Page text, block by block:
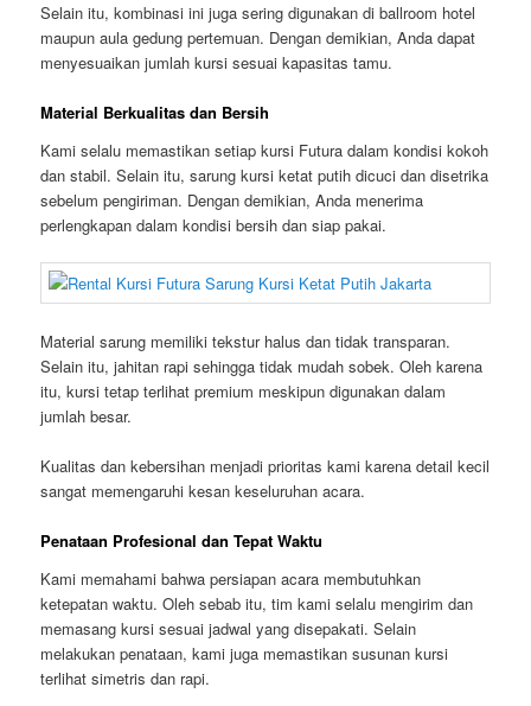
Selain itu, kombinasi ini juga sering digunakan di ballroom hotel
maupun aula gedung pertemuan. Dengan demikian, Anda dapat
menyesuaikan jumlah kursi sesuai kapasitas tamu.
Material Berkualitas dan Bersih
Kami selalu memastikan setiap kursi Futura dalam kondisi kokoh
dan stabil. Selain itu, sarung kursi ketat putih dicuci dan disetrika
sebelum pengiriman. Dengan demikian, Anda menerima
perlengkapan dalam kondisi bersih dan siap pakai.
Material sarung memiliki tekstur halus dan tidak transparan.
Selain itu, jahitan rapi sehingga tidak mudah sobek. Oleh karena
itu, kursi tetap terlihat premium meskipun digunakan dalam
jumlah besar.
Kualitas dan kebersihan menjadi prioritas kami karena detail kecil
sangat memengaruhi kesan keseluruhan acara.
Penataan Profesional dan Tepat Waktu
Kami memahami bahwa persiapan acara membutuhkan
ketepatan waktu. Oleh sebab itu, tim kami selalu mengirim dan
memasang kursi sesuai jadwal yang disepakati. Selain
melakukan penataan, kami juga memastikan susunan kursi
terlihat simetris dan rapi.